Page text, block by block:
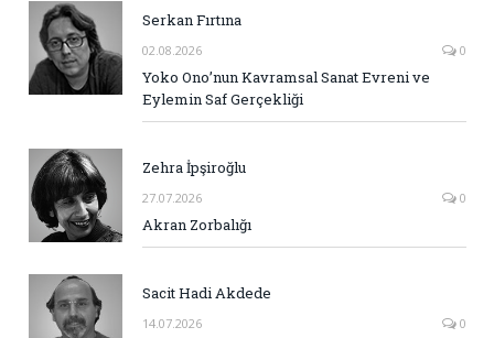
Serkan Fırtına
02.08.2026 0
Yoko Ono’nun Kavramsal Sanat Evreni ve
Eylemin Saf Gerçekliği
Zehra İpşiroğlu
27.07.2026 0
Akran Zorbalığı
Sacit Hadi Akdede
14.07.2026 0